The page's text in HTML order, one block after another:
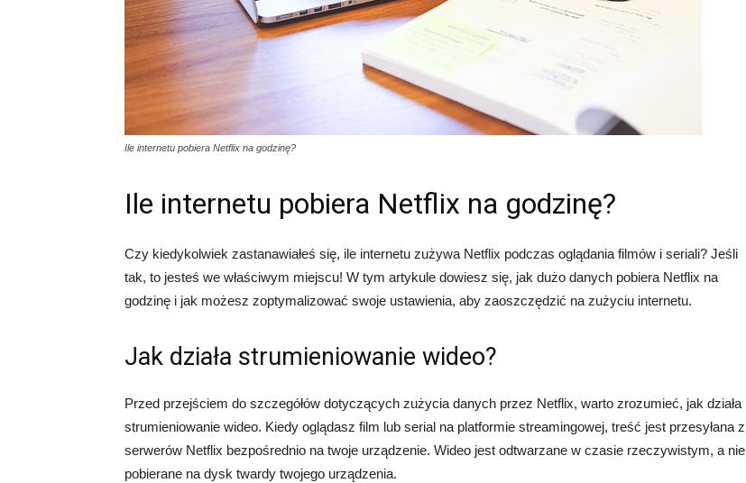
Ile internetu pobiera Netflix na godzinę?
Ile internetu pobiera Netflix na godzinę?
Czy kiedykolwiek zastanawiałeś się, ile internetu zużywa Netflix podczas oglądania filmów i seriali? Jeśli
tak, to jesteś we właściwym miejscu! W tym artykule dowiesz się, jak dużo danych pobiera Netflix na
godzinę i jak możesz zoptymalizować swoje ustawienia, aby zaoszczędzić na zużyciu internetu.
Jak działa strumieniowanie wideo?
Przed przejściem do szczegółów dotyczących zużycia danych przez Netflix, warto zrozumieć, jak działa
strumieniowanie wideo. Kiedy oglądasz film lub serial na platformie streamingowej, treść jest przesyłana z
serwerów Netflix bezpośrednio na twoje urządzenie. Wideo jest odtwarzane w czasie rzeczywistym, a nie
pobierane na dysk twardy twojego urządzenia.